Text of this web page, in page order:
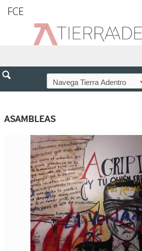
FCE
ASAMBLEAS